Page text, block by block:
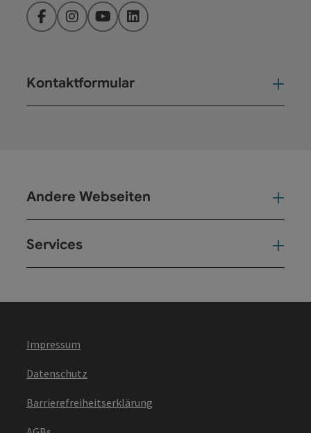
FacebookInstagramYouTubeLinkedIn
Kontaktformular
Andere Webseiten
Services
Impressum
Datenschutz
Barrierefreiheitserklärung